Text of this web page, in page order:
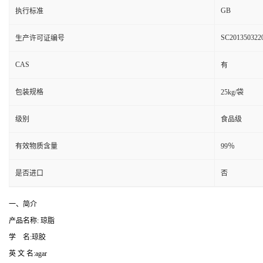
执行标准 GB
生产许可证编号
CAS 有
包装规格 25kg/袋
级别 食品级
有效物质含量 99％
是否进口 否
一、简介
产品名称: 琼脂
学 名:琼胶
英 文 名:agar